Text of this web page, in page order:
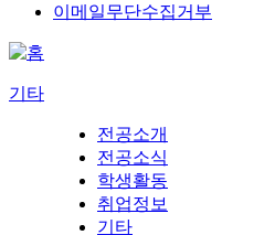
이메일무단수집거부
기타
전공소개
전공소식
학생활동
취업정보
기타